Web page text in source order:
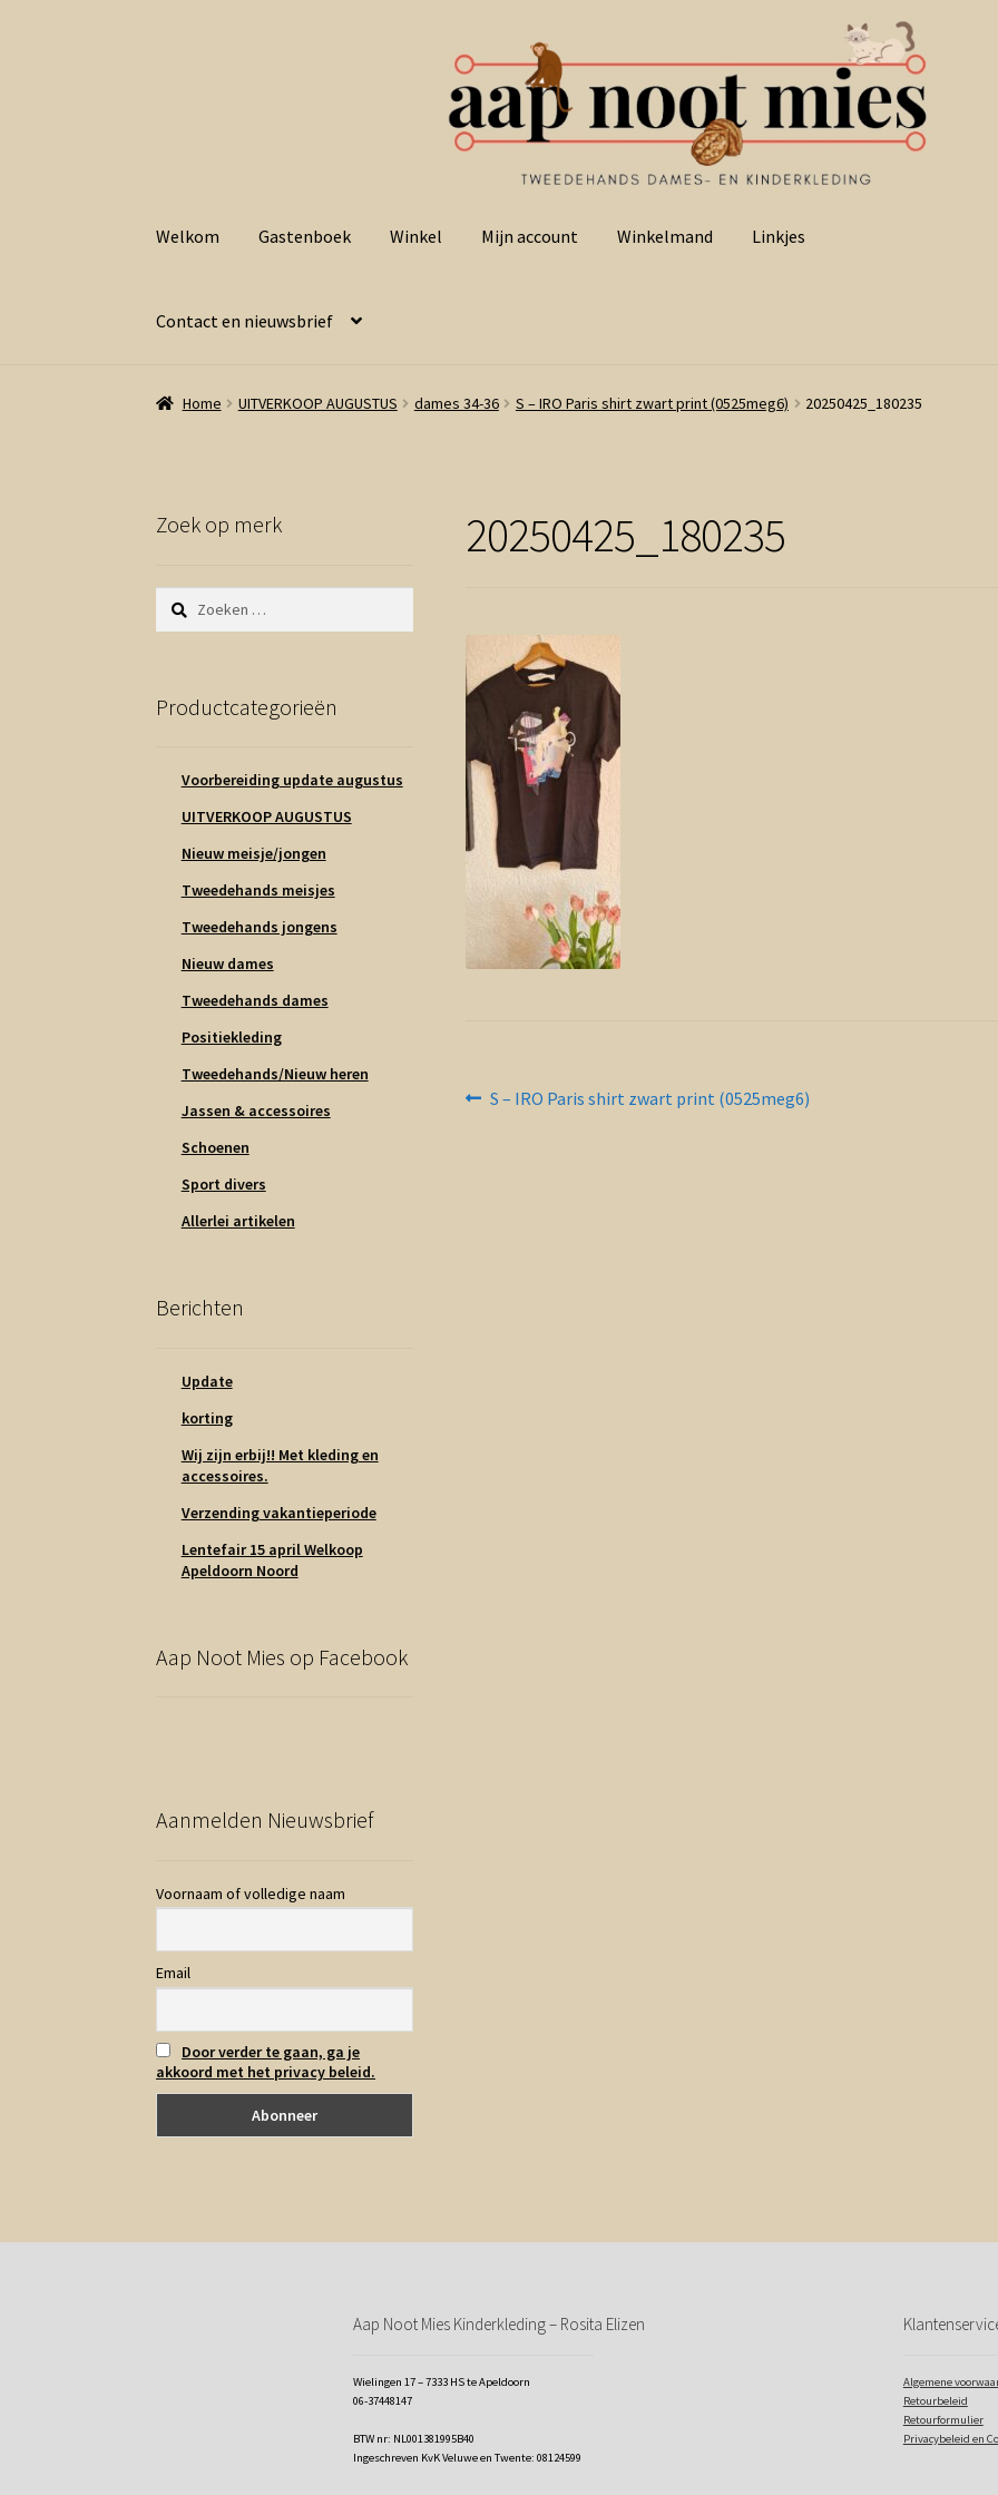
door
naar
Welkom Gastenboek Winkel Mijn account Winkelmand Linkjes
Contact en nieuwsbrief
Home UITVERKOOP AUGUSTUS dames 34-36 S – IRO Paris shirt zwart print (0525meg6) 20250425_180235
20250425_180235
Bericht
Vorig
S – IRO Paris shirt zwart print (0525meg6)
Zoek op merk
Zoeken
naar:
Productcategorieën
Voorbereiding update augustus
UITVERKOOP AUGUSTUS
Nieuw meisje/jongen
Tweedehands meisjes
Tweedehands jongens
Nieuw dames
Tweedehands dames
Positiekleding
Tweedehands/Nieuw heren
Jassen & accessoires
Schoenen
Sport divers
Allerlei artikelen
Berichten
Update
korting
Wij zijn erbij!! Met kleding en
accessoires.
Verzending vakantieperiode
Lentefair 15 april Welkoop
Apeldoorn Noord
Aap Noot Mies op Facebook
Aanmelden Nieuwsbrief
Voornaam of volledige naam
Email
Door verder te gaan, ga je
akkoord met het privacy beleid.
Aap Noot Mies Kinderkleding – Rosita Elizen
Wielingen 17 – 7333 HS te Apeldoorn
06-37448147
BTW nr: NL001381995B40
Ingeschreven KvK Veluwe en Twente: 08124599
Algemene
Retourbeleid
Retourformulier
Privacybeleid en